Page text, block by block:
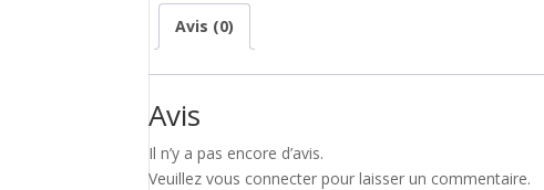
Avis (0)
Avis
Il n’y a pas encore d’avis.
Veuillez vous connecter pour laisser un commentaire.